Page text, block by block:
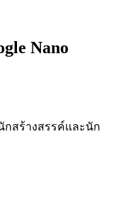
Nano
กสร้างสรรค์และนัก